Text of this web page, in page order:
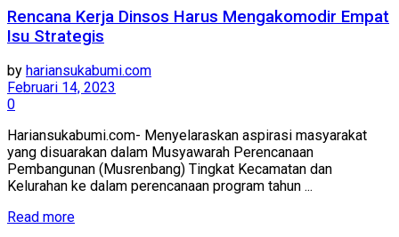
Rencana Kerja Dinsos Harus Mengakomodir Empat
Isu Strategis
by hariansukabumi.com
Februari 14, 2023
0
Hariansukabumi.com- Menyelaraskan aspirasi masyarakat
yang disuarakan dalam Musyawarah Perencanaan
Pembangunan (Musrenbang) Tingkat Kecamatan dan
Kelurahan ke dalam perencanaan program tahun ...
Read more